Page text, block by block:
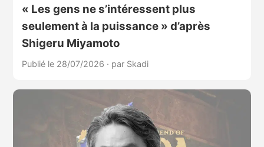
« Les gens ne s’intéressent plus
seulement à la puissance » d’après
Shigeru Miyamoto
Publié le 28/07/2026 · par Skadi